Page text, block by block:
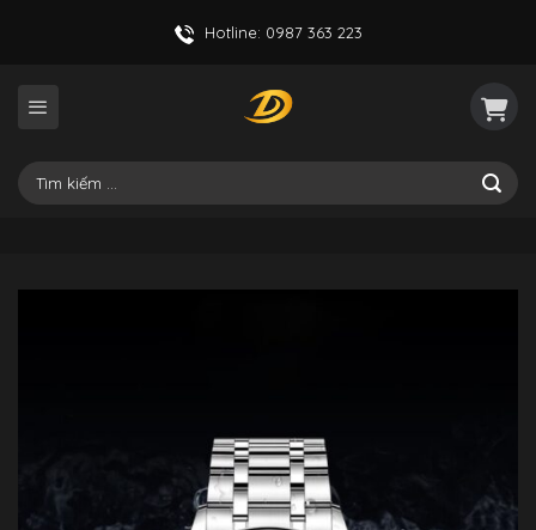
Hotline: 0987 363 223
Tìm
kiếm: